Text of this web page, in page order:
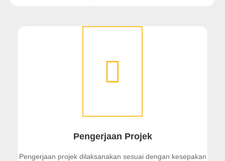
Pengerjaan Projek
Pengerjaan projek dilaksanakan sesuai dengan kesepakan